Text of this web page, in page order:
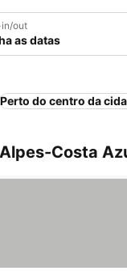
out
as datas
Perto do centro da
Costa